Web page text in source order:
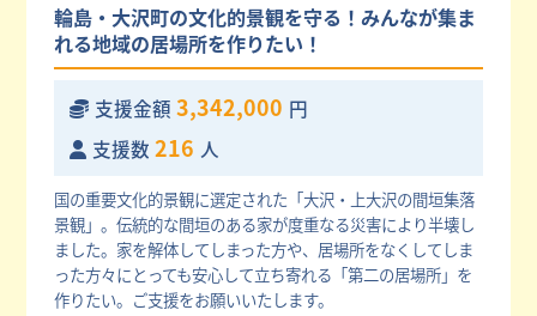
輪島・大沢町の文化的景観を守る！みんなが集ま
れる地域の居場所を作りたい！
支援金額 3,342,000 円
支援数 216 人
国の重要文化的景観に選定された「大沢・上大沢の間垣集落
景観」。伝統的な間垣のある家が度重なる災害により半壊し
ました。家を解体してしまった方や、居場所をなくしてしま
った方々にとっても安心して立ち寄れる「第二の居場所」を
作りたい。ご支援をお願いいたします。